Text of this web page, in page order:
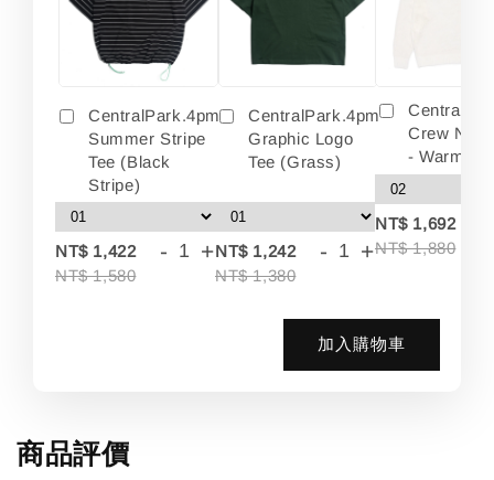
CentralPark.4pm
Summer Stripe
Tee (Black
Stripe)
NT$ 1,422
NT$ 1,580
- +
CentralPark.4pm
Graphic Logo
Tee (Grass)
NT$ 1,242
NT$ 1,380
- +
Crew
- Warm
NT$ 1,692
NT$ 1,880
加入購物車
商品評價